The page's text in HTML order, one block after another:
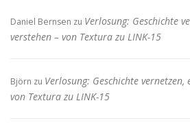
Daniel Bernsen zu Verlosung: Geschichte
verstehen – von Textura zu LINK-15
Björn zu Verlosung: Geschichte
von Textura zu LINK-15